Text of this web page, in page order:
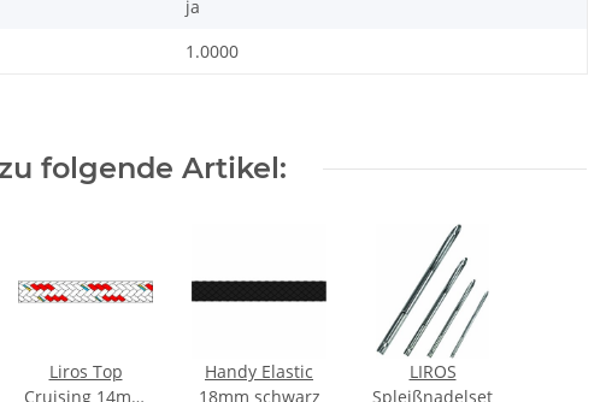
ja
1.0000
folgende Artikel:
Liros Top
Cruising 14mm
Handy Elastic
18mm schwarz
LIROS
Spleißnadelset